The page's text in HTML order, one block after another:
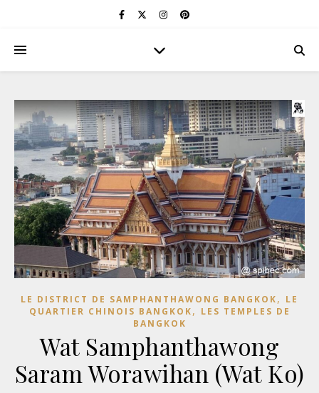
LE DISTRICT DE SAMPHANTHAWONG BANGKOK, LE
QUARTIER CHINOIS BANGKOK, LES TEMPLES DE
BANGKOK
Wat Samphanthawong
Saram Worawihan (Wat Ko)